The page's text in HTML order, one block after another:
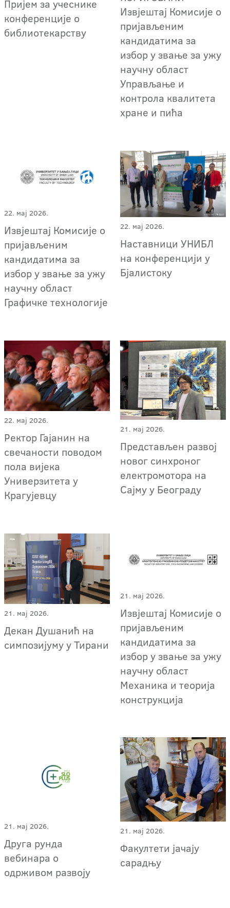
Пријем за учеснике
конференције о
библиотекарству
Извјештај Комисије о
пријављеним
кандидатима за
избор у звање за ужу
научну област
Управљање и
контрола квалитета
хране и пића
22. мај 2026.
Извјештај Комисије о
пријављеним
кандидатима за
избор у звање за ужу
научну област
Графичке технологије
22. мај 2026.
Наставници УНИБЛ
на конференцији у
Бјалистоку
22. мај 2026.
Ректор Гајанин на
свечаности поводом
пола вијека
Универзитета у
Крагујевцу
21. мај 2026.
Представљен развој
новог синхроног
електромотора на
Сајму у Београду
21. мај 2026.
Декан Душанић на
симпозијуму у Тирани
21. мај 2026.
Извјештај Комисије о
пријављеним
кандидатима за
избор у звање за ужу
научну област
Механика и теорија
конструкција
21. мај 2026.
Друга рунда
вебинара о
одрживом развоју
21. мај 2026.
Факултети јачају
сарадњу